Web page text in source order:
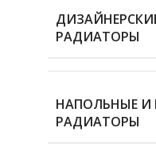
РАДИАТОРЫ
НАПОЛЬНЫЕ И
РАДИАТОРЫ